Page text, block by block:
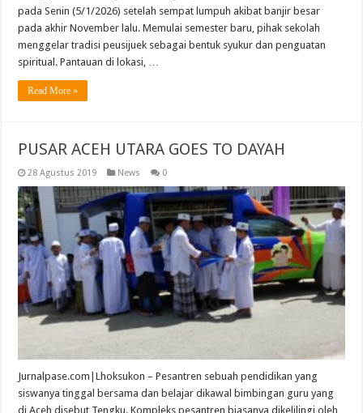
pada Senin (5/1/2026) setelah sempat lumpuh akibat banjir besar
pada akhir November lalu. Memulai semester baru, pihak sekolah
menggelar tradisi peusijuek sebagai bentuk syukur dan penguatan
spiritual. Pantauan di lokasi, …
Read More »
PUSAR ACEH UTARA GOES TO DAYAH
28 Agustus 2019 News 0
Jurnalpase.com|Lhoksukon – Pesantren sebuah pendidikan yang
siswanya tinggal bersama dan belajar dikawal bimbingan guru yang
di Aceh disebut Tengku. Kompleks pesantren biasanya dikelilingi oleh